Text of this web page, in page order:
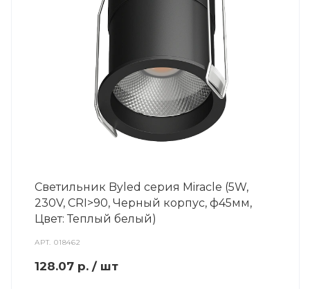
Светильник Byled серия Miracle (5W,
230V, CRI>90, Черный корпус, ф45мм,
Цвет: Теплый белый)
АРТ.018462
128.07 р. / шт